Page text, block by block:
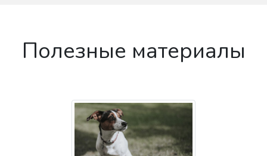
Полезные материалы